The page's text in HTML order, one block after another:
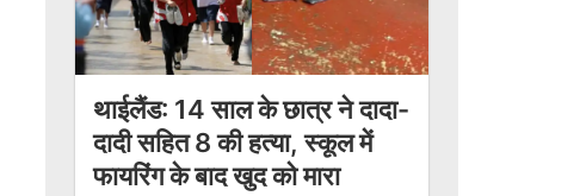
थाईलैंड: 14 साल के छात्र ने दादा-
दादी सहित 8 की हत्या, स्कूल में
फायरिंग के बाद खुद को मारा